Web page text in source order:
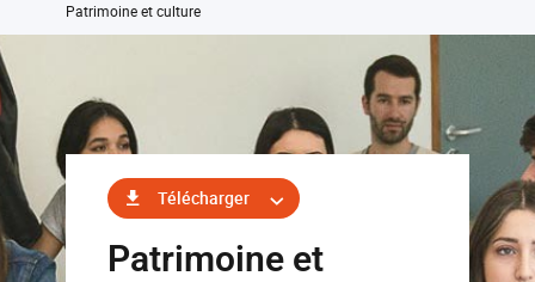
Patrimoine et culture
Télécharger
Patrimoine et